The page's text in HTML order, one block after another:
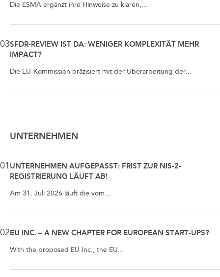
Die ESMA ergänzt ihre Hinweise zu klaren,...
03SFDR-REVIEW IST DA: WENIGER KOMPLEXITÄT MEHR
IMPACT?
Die EU-Kommission präzisiert mit der Überarbeitung der...
UNTERNEHMEN
01 UNTERNEHMEN AUFGEPASST: FRIST ZUR NIS-2-
REGISTRIERUNG LÄUFT AB!
Am 31. Juli 2026 läuft die vom...
02 EU INC. – A NEW CHAPTER FOR EUROPEAN START-UPS?
With the proposed EU Inc., the EU...